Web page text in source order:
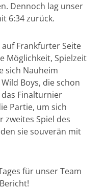
Dennoch lag unser
6:34 zurück.
Frankfurter Seite
Möglichkeit, Spielzeit
sich Nauheim
Boys, die schon
Finalturnier
Partie, um sich
zweites Spiel des
sie souverän mit
für unser Team